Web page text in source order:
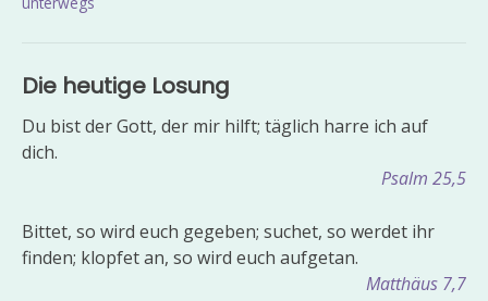
Die heutige Losung
Du bist der Gott, der mir hilft; täglich harre ich auf
dich.
Psalm 25,5
Bittet, so wird euch gegeben; suchet, so werdet ihr
finden; klopfet an, so wird euch aufgetan.
Matthäus 7,7